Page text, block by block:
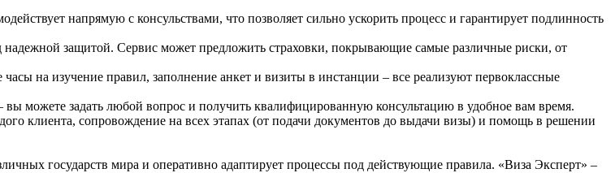
напрямую с консульствами, что позволяет сильно ускорить процесс и гарантирует подлинность
защитой. Сервис может предложить страховки, покрывающие самые различные риски, от
на изучение правил, заполнение анкет и визиты в инстанции – все реализуют первоклассные
можете задать любой вопрос и получить квалифицированную консультацию в удобное вам время.
клиента, сопровождение на всех этапах (от подачи документов до выдачи визы) и помощь в решении
государств мира и оперативно адаптирует процессы под действующие правила. «Виза Эксперт» –